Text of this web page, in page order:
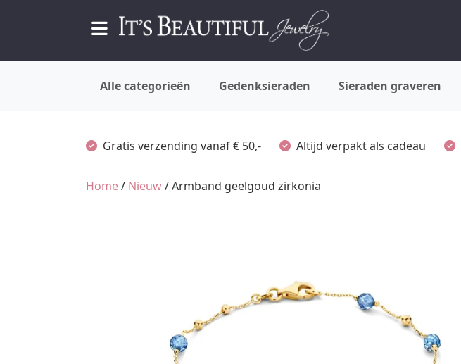
Alle categorieën Gedenksieraden Sieraden graveren
Gratis verzending vanaf € 50,- Altijd verpakt als cadeau
Home/ Nieuw/ Armband geelgoud zirkonia